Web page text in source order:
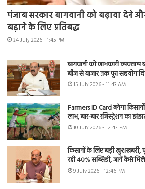
पंजाब सरकार बागवानी को बढ़ावा देने
बढ़ाने के लिए प्रतिबद्ध
24 July 2026 - 1:45 PM
बागवानी को लाभकारी व्यवसाय
बीज से बाजार तक पूरा सहयोग
15 July 2026 - 11:43 AM
Farmers ID Card बनेगा
लाभ, बार-बार रजिस्ट्रेशन का
10 July 2026 - 12:42 PM
किसानों के लिए बड़ी खुशखबरी,
रही 40% सब्सिडी, जानें कैसे
9 July 2026 - 12:46 PM